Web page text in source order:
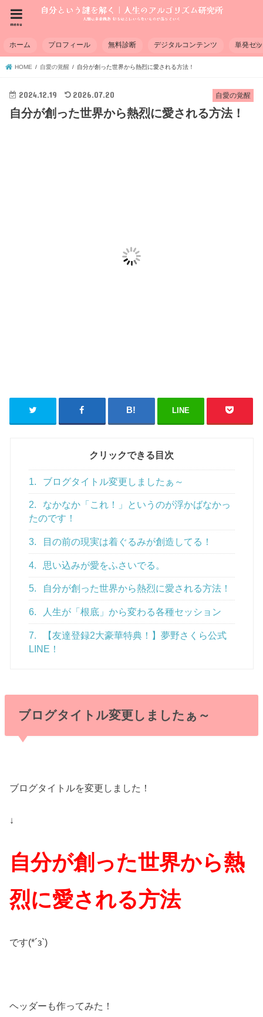
menu
ホーム プロフィール 無料診断 デジタルコンテンツ 単発セ
HOME 自愛の覚醒 自分が創った世界から熱烈に愛される方法！
自愛の覚醒
2024.12.19 2026.07.20
自分が創った世界から熱烈に愛される方法！
LINE
クリックできる目次
1. ブログタイトル変更しましたぁ～
2.
なかなか「これ！」というのが浮かばなかっ
たのです！
3. 目の前の現実は着ぐるみが創造してる！
4. 思い込みが愛をふさいでる。
5. 自分が創った世界から熱烈に愛される方法！
6. 人生が「根底」から変わる各種セッション
7.
【友達登録2大豪華特典！】夢野さくら公式
LINE！
ブログタイトル変更しましたぁ～
ブログタイトルを変更しました！
↓
自分が創った世界から熱
烈に愛される方法
です(*´з`)
ヘッダーも作ってみた！